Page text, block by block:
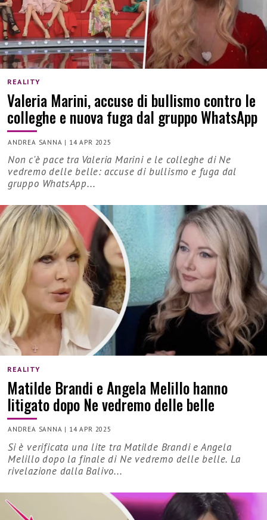
REALITY
Valeria Marini, accuse di bullismo contro le
colleghe e nuova fuga dal gruppo WhatsApp
ANDREA SANNA | 14 APR 2025
Non c'è pace tra Valeria Marini e le colleghe di Ne
vedremo delle belle: accuse di bullismo e fuga dal
gruppo WhatsApp...
REALITY
Matilde Brandi e Angela Melillo hanno
litigato dopo Ne vedremo delle belle
ANDREA SANNA | 14 APR 2025
Si è verificata una lite tra Matilde Brandi e Angela
Melillo dopo la finale di Ne vedremo delle belle. La
rivelazione dalla Balivo...